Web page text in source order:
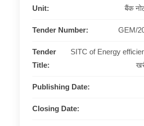
Unit: बैंक
Tender Number: GEM/
Tender
Title:
SITC of Energy
Publishing Date:
Closing Date: